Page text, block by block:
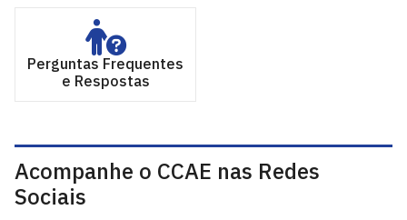
Perguntas Frequentes
e Respostas
Acompanhe o CCAE nas Redes
Sociais